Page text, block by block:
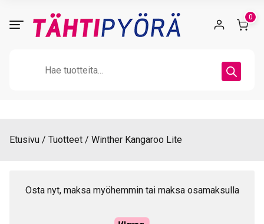
0
Etusivu Tuotteet Winther Kangaroo Lite
Osta nyt, maksa myöhemmin tai maksa osamaksulla